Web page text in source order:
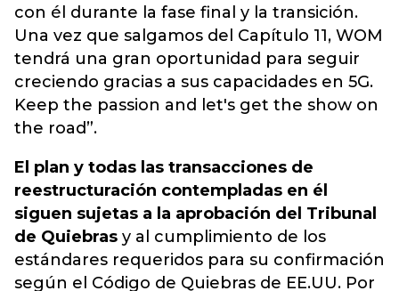
con él durante la fase final y la transición.
Una vez que salgamos del Capítulo 11, WOM
tendrá una gran oportunidad para seguir
creciendo gracias a sus capacidades en 5G.
Keep the passion and let's get the show on
the road”.
El plan y todas las transacciones de
reestructuración contempladas en él
siguen sujetas a la aprobación del Tribunal
de Quiebras y al cumplimiento de los
estándares requeridos para su confirmación
según el Código de Quiebras de EE.UU. Por